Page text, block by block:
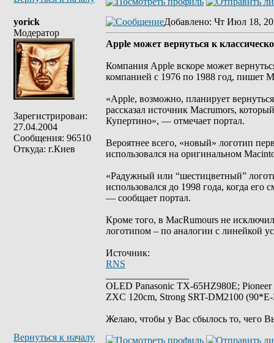
yorick
Модератор
Зарегистрирован:
27.04.2004
Сообщения: 96510
Откуда: г.Киев
Добавлено: Чт Июл 18,
Apple может вернуться к
Компания Apple вскоре может
компанией с 1976 по 1988 год, пишет
«Apple, возможно, планирует
рассказал источник Macrumors,
Купертино», — отмечает портал.
Вероятнее всего, «новый» логотип
использовался на оригинальном
«Радужный или “шестицветный”
использовался до 1998 года, когда
— сообщает портал.
Кроме того, в MacRumours не
логотипом – по аналогии с линейкой
Источник:
RNS
OLED Panasonic TX-65HZ980E;
ZXC 120cm, Strong SRT-DM2100
Желаю, чтобы у Вас сбылось то, чего
Вернуться к началу